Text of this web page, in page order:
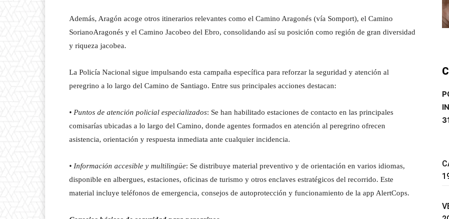
Además, Aragón acoge otros itinerarios relevantes como el Camino Aragonés (vía Somport), el Camino
SorianoAragonés y el Camino Jacobeo del Ebro, consolidando así su posición como región de gran diversidad
y riqueza jacobea.
La Policía Nacional sigue impulsando esta campaña específica para reforzar la seguridad y atención al
peregrino a lo largo del Camino de Santiago. Entre sus principales acciones destacan:
• Puntos de atención policial especializados: Se han habilitado estaciones de contacto en las principales
comisarías ubicadas a lo largo del Camino, donde agentes formados en atención al peregrino ofrecen
asistencia, orientación y respuesta inmediata ante cualquier incidencia.
• Información accesible y multilingüe: Se distribuye material preventivo y de orientación en varios idiomas,
disponible en albergues, estaciones, oficinas de turismo y otros enclaves estratégicos del recorrido. Este
material incluye teléfonos de emergencia, consejos de autoprotección y funcionamiento de la app AlertCops.